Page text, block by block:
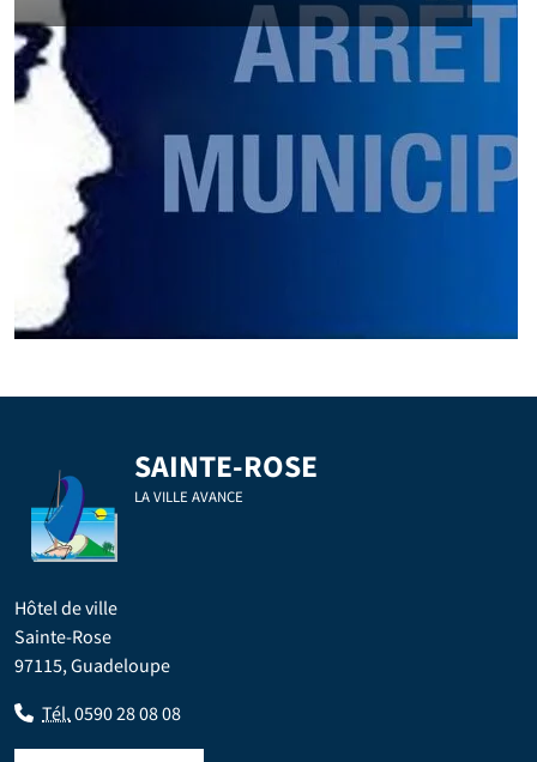
SAINTE-ROSE
LA VILLE AVANCE
Hôtel de ville
Sainte-Rose
97115, Guadeloupe
Tél.0590 28 08 08